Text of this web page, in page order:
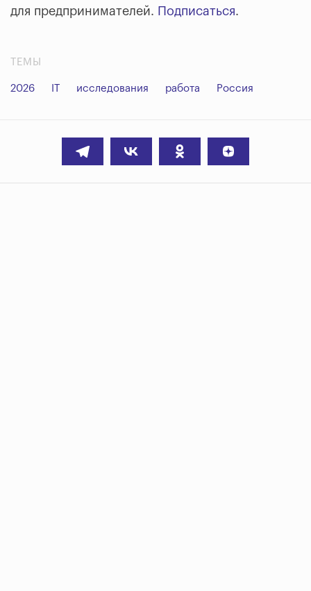
для предпринимателей. Подписаться.
ТЕМЫ
2026 исследования работа Россия